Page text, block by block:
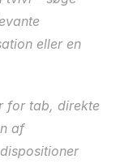
eller en
for tab, direkte
af